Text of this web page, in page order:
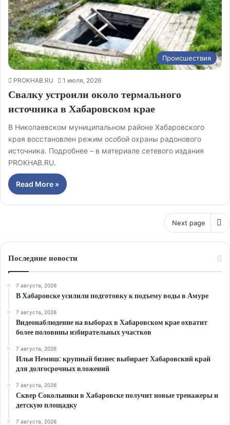
Происшествия
PROKHAB.RU 1 июля, 2026
Свалку устроили около термального
источника в Хабаровском крае
В Николаевском муниципальном районе Хабаровского
края восстановлен режим особой охраны радонового
источника. Подробнее – в материале сетевого издания
PROKHAB.RU.
Read More »
Next page
Последние новости
7 августа, 2026
В Хабаровске усилили подготовку к подъему воды в Амуре
7 августа, 2026
Видеонаблюдение на выборах в Хабаровском крае охватит
более половины избирательных участков
7 августа, 2026
Илья Немиш: крупный бизнес выбирает Хабаровский край
для долгосрочных вложений
7 августа, 2026
Сквер Сокольники в Хабаровске получит новые тренажеры и
детскую площадку
7 августа, 2026